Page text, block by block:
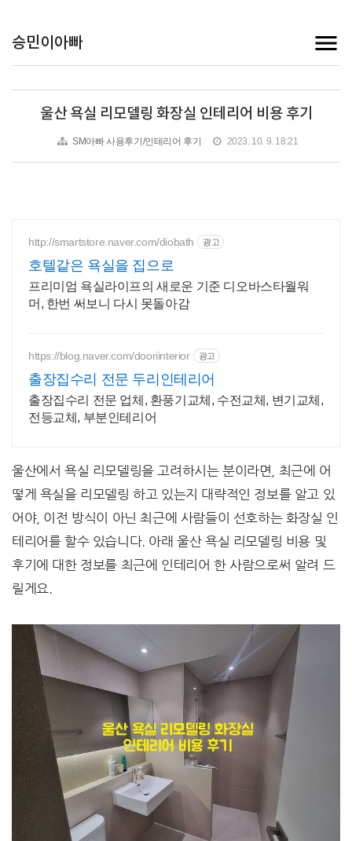
승민이아빠
울산 욕실 리모델링 화장실 인테리어 비용 후기
SM아빠 사용후기/인테리어 후기 2023. 10. 9. 18:21
http://smartstore.naver.com/diobath 광고
호텔같은 욕실을 집으로
프리미엄 욕실라이프의 새로운 기준 디오바스타월워
머, 한번 써보니 다시 못돌아감
https://blog.naver.com/dooriinterior 광고
출장집수리 전문 두리인테리어
출장집수리 전문 업체, 환풍기교체, 수전교체, 변기교체,
전등교체, 부분인테리어
울산에서 욕실 리모델링을 고려하시는 분이라면, 최근에 어
떻게 욕실을 리모델링 하고 있는지 대략적인 정보를 알고 있
어야, 이전 방식이 아닌 최근에 사람들이 선호하는 화장실 인
테리어를 할수 있습니다. 아래 울산 욕실 리모델링 비용 및
후기에 대한 정보를 최근에 인테리어 한 사람으로써 알려 드
릴게요.